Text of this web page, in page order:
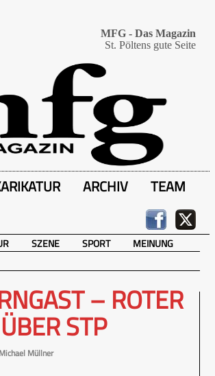
MFG - Das Magazin
St. Pöltens gute Seite
ARCHIV TEAM
SZENE SPORT MEINUNG
– ROTER
STP
Michael Müllner